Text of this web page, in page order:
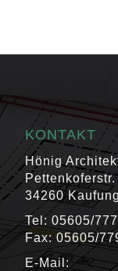
KONTAKT
Hönig
34260
Tel: 05605/
Fax: 05605/
E-Mail: